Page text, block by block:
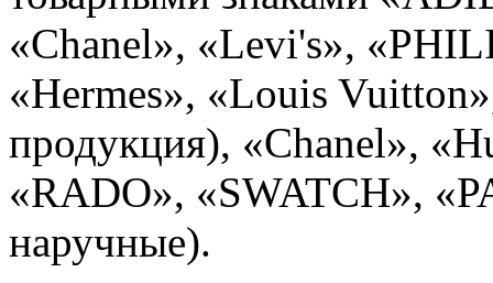
«Chanel», «Levi's»,
«Hermes», «Louis
продукция), «Chanel»,
«RADO», «SWATCH»,
наручные).